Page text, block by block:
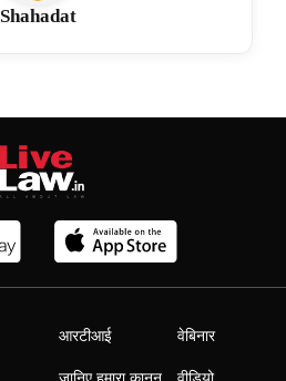
Shahadat
आरटीआई वेबिनार